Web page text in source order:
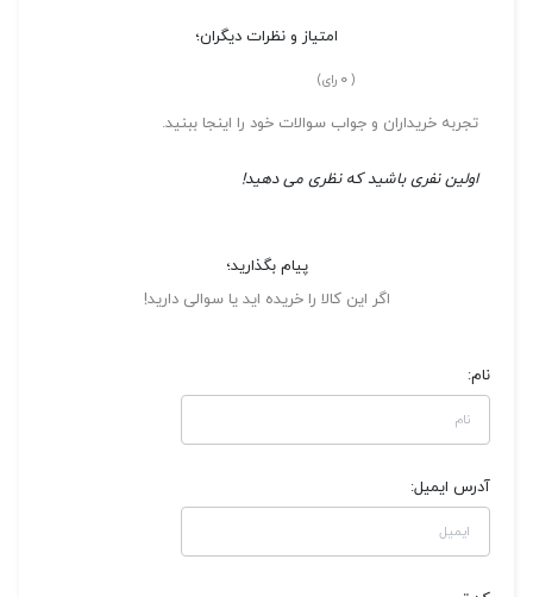
امتیاز و نظرات دیگران؛
(
0 رای)
تجربه خریداران و جواب سوالات خود را اینجا ببنید.
اولین نفری باشید که نظری می دهید!
پیام بگذارید؛
اگر این کالا را خریده اید یا سوالی دارید!
نام:
آدرس ایمیل: